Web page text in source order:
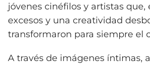
jóvenes cinéfilos y artistas que,
excesos y una creatividad
transformaron para siempre el
A través de imágenes íntimas,